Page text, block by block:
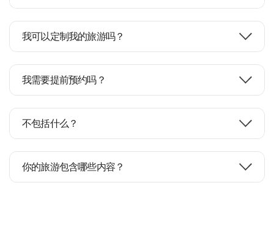
我可以定制我的旅游吗？
我需要提前预约吗？
不包括什么？
你的旅游包含哪些内容？